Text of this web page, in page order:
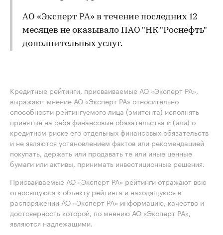
АО «Эксперт РА» в течение последних 12
месяцев не оказывало ПАО "НК "Роснефть"
дополнительных услуг.
Кредитные рейтинги, присваиваемые АО «Эксперт РА»,
выражают мнение АО «Эксперт РА» относительно
способности рейтингуемого лица (эмитента) исполнять
принятые на себя финансовые обязательства и (или) о
кредитном риске его отдельных финансовых обязательств
и не являются установлением фактов или рекомендацией
покупать, держать или продавать те или иные ценные
бумаги или активы, принимать инвестиционные решения.
Присваиваемые АО «Эксперт РА» рейтинги отражают всю
относящуюся к объекту рейтинга и находящуюся в
распоряжении АО «Эксперт РА» информацию, качество и
достоверность которой, по мнению АО «Эксперт РА»,
являются надлежащими.